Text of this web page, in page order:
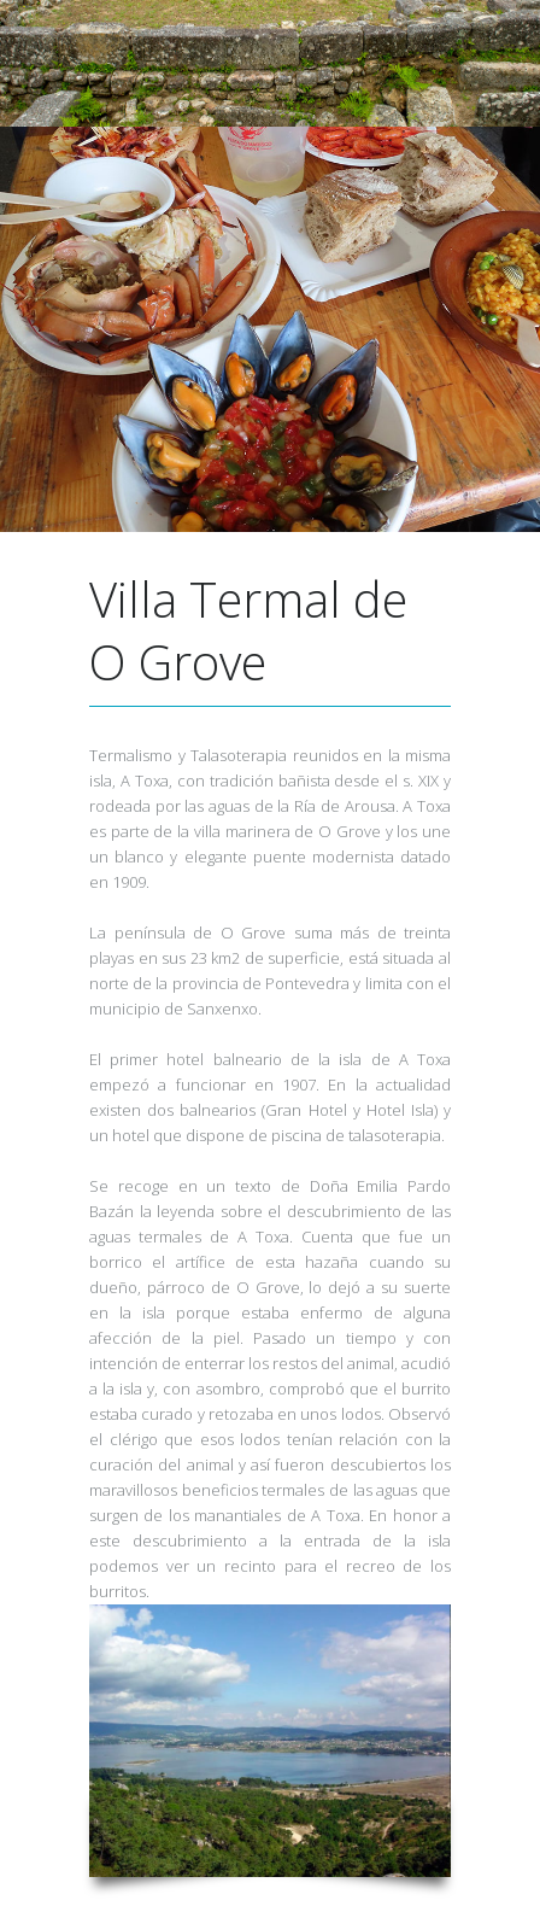
Villa Termal de
O Grove
Termalismo y Talasoterapia reunidos en la misma
isla, A Toxa, con tradición bañista desde el s. XIX y
rodeada por las aguas de la Ría de Arousa. A Toxa
es parte de la villa marinera de O Grove y los une
un blanco y elegante puente modernista datado
en 1909.
La península de O Grove suma más de treinta
playas en sus 23 km2 de superficie, está situada al
norte de la provincia de Pontevedra y limita con el
municipio de Sanxenxo.
El primer hotel balneario de la isla de A Toxa
empezó a funcionar en 1907. En la actualidad
existen dos balnearios (Gran Hotel y Hotel Isla) y
un hotel que dispone de piscina de talasoterapia.
Se recoge en un texto de Doña Emilia Pardo
Bazán la leyenda sobre el descubrimiento de las
aguas termales de A Toxa. Cuenta que fue un
borrico el artífice de esta hazaña cuando su
dueño, párroco de O Grove, lo dejó a su suerte
en la isla porque estaba enfermo de alguna
afección de la piel. Pasado un tiempo y con
intención de enterrar los restos del animal, acudió
a la isla y, con asombro, comprobó que el burrito
estaba curado y retozaba en unos lodos. Observó
el clérigo que esos lodos tenían relación con la
curación del animal y así fueron descubiertos los
maravillosos beneficios termales de las aguas que
surgen de los manantiales de A Toxa. En honor a
este descubrimiento a la entrada de la isla
podemos ver un recinto para el recreo de los
burritos.